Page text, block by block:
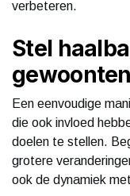
verbeteren.
Stel
gewoonten
Een eenvoudige
die ook invloed
doelen te stellen.
grotere
ook de dynamiek